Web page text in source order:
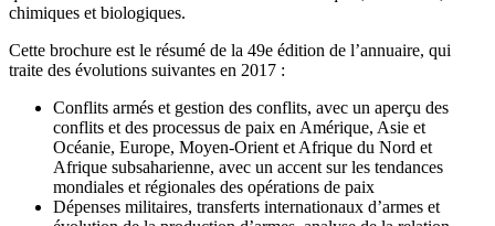
chimiques et biologiques.
Cette brochure est le résumé de la 49e édition de l’annuaire, qui
traite des évolutions suivantes en 2017 :
Conflits armés et gestion des conflits, avec un aperçu des
conflits et des processus de paix en Amérique, Asie et
Océanie, Europe, Moyen-Orient et Afrique du Nord et
Afrique subsaharienne, avec un accent sur les tendances
mondiales et régionales des opérations de paix
Dépenses militaires, transferts internationaux d’armes et